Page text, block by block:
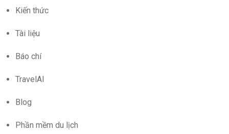
Kiến thức
Tài liệu
Báo chí
TravelAI
Blog
Phần mềm du lịch